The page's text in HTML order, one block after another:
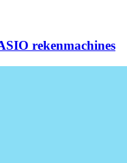
rekenmachines